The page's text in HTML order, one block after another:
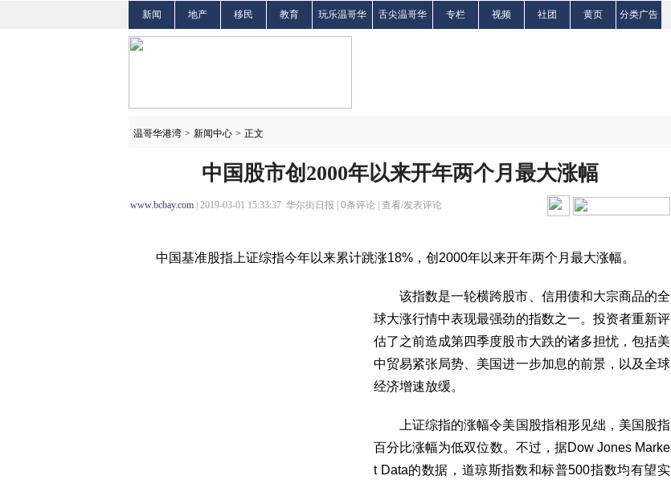
新闻 地产 移民 教育 玩乐温哥华 舌尖温哥华 专栏 视频 社团 黄页 分类广告
温哥华港湾 > 新闻中心 > 正文
中国股市创2000年以来开年两个月最大涨幅
www.bcbay.com | 2019-03-01 15:33:37 华尔街日报 | 0条评论 | 查看/发表评论
中国基准股指上证综指今年以来累计跳涨18%，创2000年以来开年两个月最大涨幅。
该指数是一轮横跨股市、信用债和大宗商品的全
球大涨行情中表现最强劲的指数之一。投资者重新评
估了之前造成第四季度股市大跌的诸多担忧，包括美
中贸易紧张局势、美国进一步加息的前景，以及全球
经济增速放缓。
上证综指的涨幅令美国股指相形见绌，美国股指
百分比涨幅为低双位数。不过，据Dow Jones Marke
t Data的数据，道琼斯指数和标普500指数均有望实